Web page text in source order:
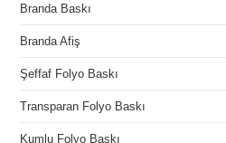
Branda Baskı
Branda Afiş
Şeffaf Folyo Baskı
Transparan Folyo Baskı
Kumlu Folyo Baskı